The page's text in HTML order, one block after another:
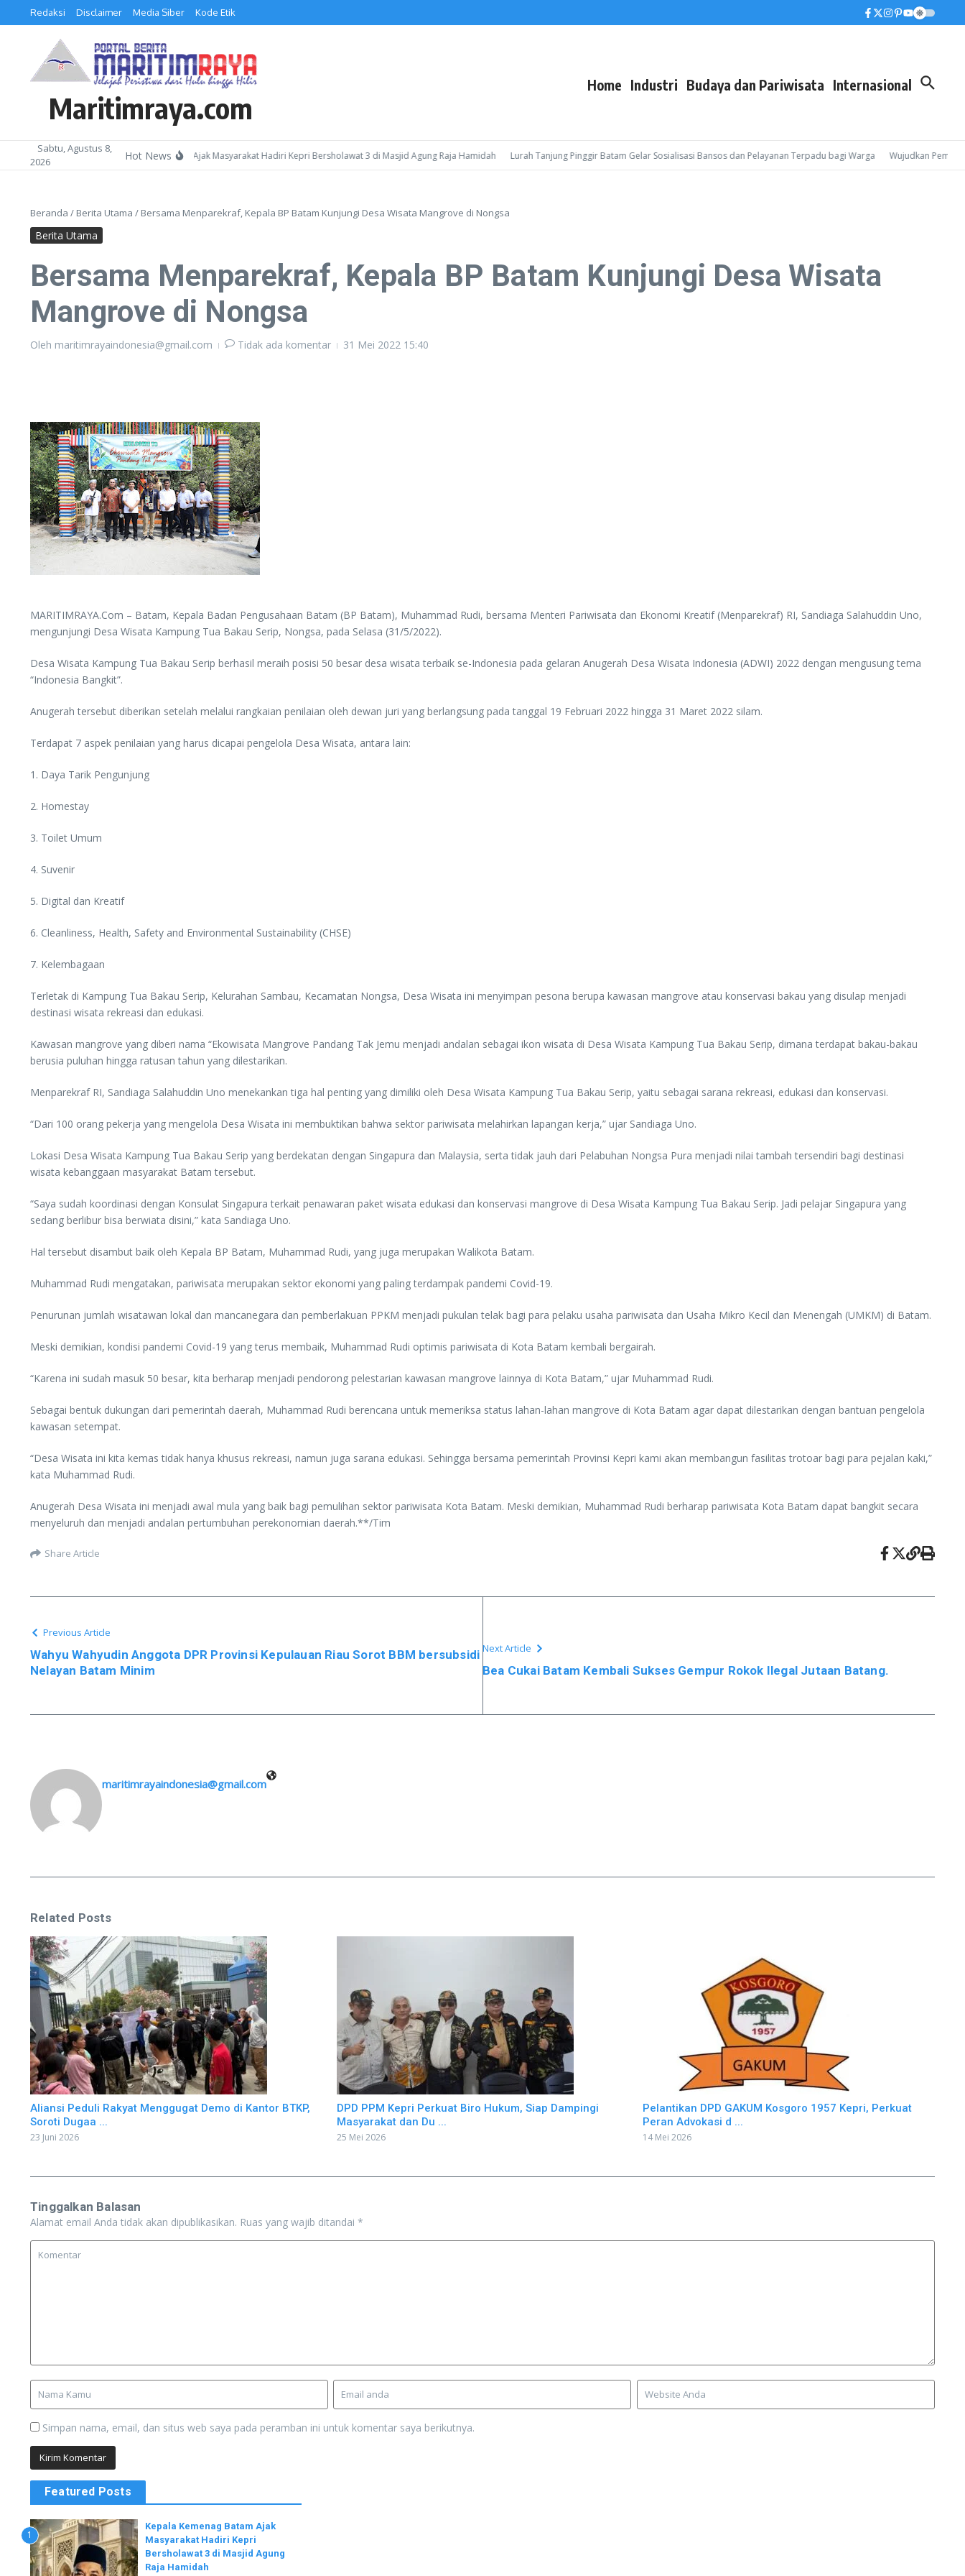
Lewati ke konten
Redaksi Disclaimer Media Siber Kode Etik
Maritimraya.com
Home Industri Budaya dan Pariwisata Internasional
Sabtu, Agustus 8,
2026
Hot News
Kepala Kemenag Batam Ajak Masyarakat Hadiri Kepri Bersholawat 3 di Masjid Agung Raja Hamidah Lurah Tanjung Pinggir Batam Gelar Sosialisasi Bansos dan Pelayanan Terpadu bagi Warga Wujudkan Pembinaan
Beranda / Berita Utama / Bersama Menparekraf, Kepala BP Batam Kunjungi Desa Wisata Mangrove di Nongsa
Berita Utama
Bersama Menparekraf, Kepala BP Batam Kunjungi Desa Wisata
Mangrove di Nongsa
Oleh maritimrayaindonesia@gmail.com Tidak ada komentar 31 Mei 2022 15:40
MARITIMRAYA.Com – Batam, Kepala Badan Pengusahaan Batam (BP Batam), Muhammad Rudi, bersama Menteri Pariwisata dan Ekonomi Kreatif (Menparekraf) RI, Sandiaga Salahuddin Uno,
mengunjungi Desa Wisata Kampung Tua Bakau Serip, Nongsa, pada Selasa (31/5/2022).
Desa Wisata Kampung Tua Bakau Serip berhasil meraih posisi 50 besar desa wisata terbaik se-Indonesia pada gelaran Anugerah Desa Wisata Indonesia (ADWI) 2022 dengan mengusung tema
“Indonesia Bangkit”.
Anugerah tersebut diberikan setelah melalui rangkaian penilaian oleh dewan juri yang berlangsung pada tanggal 19 Februari 2022 hingga 31 Maret 2022 silam.
Terdapat 7 aspek penilaian yang harus dicapai pengelola Desa Wisata, antara lain:
1. Daya Tarik Pengunjung
2. Homestay
3. Toilet Umum
4. Suvenir
5. Digital dan Kreatif
6. Cleanliness, Health, Safety and Environmental Sustainability (CHSE)
7. Kelembagaan
Terletak di Kampung Tua Bakau Serip, Kelurahan Sambau, Kecamatan Nongsa, Desa Wisata ini menyimpan pesona berupa kawasan mangrove atau konservasi bakau yang disulap menjadi
destinasi wisata rekreasi dan edukasi.
Kawasan mangrove yang diberi nama “Ekowisata Mangrove Pandang Tak Jemu menjadi andalan sebagai ikon wisata di Desa Wisata Kampung Tua Bakau Serip, dimana terdapat bakau-bakau
berusia puluhan hingga ratusan tahun yang dilestarikan.
Menparekraf RI, Sandiaga Salahuddin Uno menekankan tiga hal penting yang dimiliki oleh Desa Wisata Kampung Tua Bakau Serip, yaitu sebagai sarana rekreasi, edukasi dan konservasi.
“Dari 100 orang pekerja yang mengelola Desa Wisata ini membuktikan bahwa sektor pariwisata melahirkan lapangan kerja,” ujar Sandiaga Uno.
Lokasi Desa Wisata Kampung Tua Bakau Serip yang berdekatan dengan Singapura dan Malaysia, serta tidak jauh dari Pelabuhan Nongsa Pura menjadi nilai tambah tersendiri bagi destinasi
wisata kebanggaan masyarakat Batam tersebut.
“Saya sudah koordinasi dengan Konsulat Singapura terkait penawaran paket wisata edukasi dan konservasi mangrove di Desa Wisata Kampung Tua Bakau Serip. Jadi pelajar Singapura yang
sedang berlibur bisa berwiata disini,” kata Sandiaga Uno.
Hal tersebut disambut baik oleh Kepala BP Batam, Muhammad Rudi, yang juga merupakan Walikota Batam.
Muhammad Rudi mengatakan, pariwisata merupakan sektor ekonomi yang paling terdampak pandemi Covid-19.
Penurunan jumlah wisatawan lokal dan mancanegara dan pemberlakuan PPKM menjadi pukulan telak bagi para pelaku usaha pariwisata dan Usaha Mikro Kecil dan Menengah (UMKM) di Batam.
Meski demikian, kondisi pandemi Covid-19 yang terus membaik, Muhammad Rudi optimis pariwisata di Kota Batam kembali bergairah.
“Karena ini sudah masuk 50 besar, kita berharap menjadi pendorong pelestarian kawasan mangrove lainnya di Kota Batam,” ujar Muhammad Rudi.
Sebagai bentuk dukungan dari pemerintah daerah, Muhammad Rudi berencana untuk memeriksa status lahan-lahan mangrove di Kota Batam agar dapat dilestarikan dengan bantuan pengelola
kawasan setempat.
“Desa Wisata ini kita kemas tidak hanya khusus rekreasi, namun juga sarana edukasi. Sehingga bersama pemerintah Provinsi Kepri kami akan membangun fasilitas trotoar bagi para pejalan kaki,”
kata Muhammad Rudi.
Anugerah Desa Wisata ini menjadi awal mula yang baik bagi pemulihan sektor pariwisata Kota Batam. Meski demikian, Muhammad Rudi berharap pariwisata Kota Batam dapat bangkit secara
menyeluruh dan menjadi andalan pertumbuhan perekonomian daerah.**/Tim
Share Article
Previous Article
Wahyu Wahyudin Anggota DPR Provinsi Kepulauan Riau Sorot BBM bersubsidi
Nelayan Batam Minim
Next Article
Bea Cukai Batam Kembali Sukses Gempur Rokok Ilegal Jutaan Batang.
maritimrayaindonesia@gmail.com
Related Posts
Aliansi Peduli Rakyat Menggugat Demo di Kantor BTKP,
Soroti Dugaa ...
23 Juni 2026
DPD PPM Kepri Perkuat Biro Hukum, Siap Dampingi
Masyarakat dan Du ...
25 Mei 2026
Pelantikan DPD GAKUM Kosgoro 1957 Kepri, Perkuat
Peran Advokasi d ...
14 Mei 2026
Tinggalkan Balasan
Alamat email Anda tidak akan dipublikasikan. Ruas yang wajib ditandai *
Simpan nama, email, dan situs web saya pada peramban ini untuk komentar saya berikutnya.
Featured Posts
1
Kepala Kemenag Batam Ajak
Masyarakat Hadiri Kepri
Bersholawat 3 di Masjid Agung
Raja Hamidah